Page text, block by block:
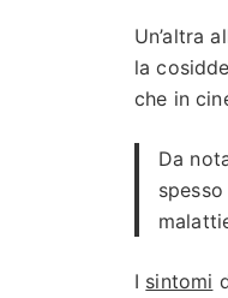
Un’altra
la
che in
Da
I sintomi